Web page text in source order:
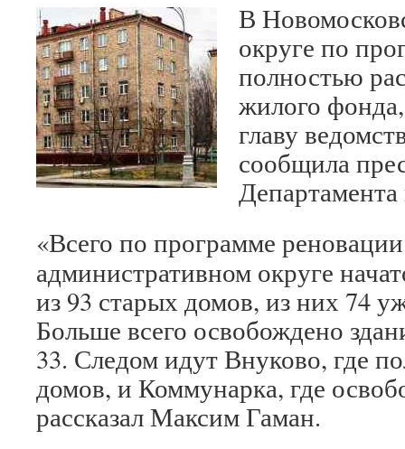
В
округе по
полностью
жилого
главу
сообщила
«Всего по программе
административном округе
из 93 старых домов, из них 74
Больше всего освобождено
33. Следом идут Внуково, где
домов, и Коммунарка, где
рассказал Максим Гаман.